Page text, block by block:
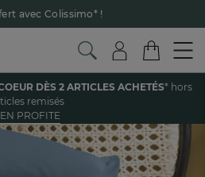
avec Colissimo* !
4x sans frais avec Alma
: offrez 15€, recevez 15€ !
Je
découvre
dès 2 articles achetés !
J'en
profite
DÈS 2 ARTICLES ACHETÉS* hors
remisés
PROFITE
la catégorie